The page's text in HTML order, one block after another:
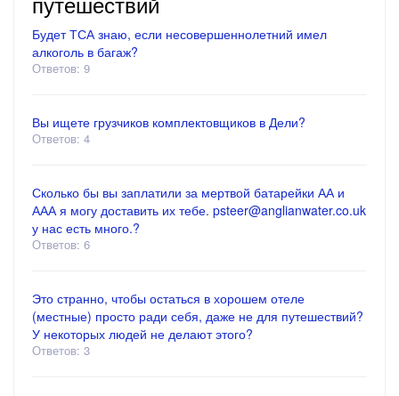
Будет ТСА знаю, если несовершеннолетний имел
алкоголь в багаж?
Ответов: 9
Вы ищете грузчиков комплектовщиков в Дели?
Ответов: 4
Сколько бы вы заплатили за мертвой батарейки АА и
ААА я могу доставить их тебе. psteer@anglianwater.co.uk
у нас есть много.?
Ответов: 6
Это странно, чтобы остаться в хорошем отеле
(местные) просто ради себя, даже не для путешествий?
У некоторых людей не делают этого?
Ответов: 3